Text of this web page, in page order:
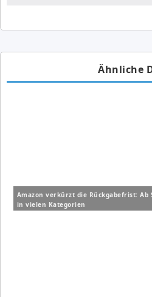
Ähnliche
Amazon verkürzt die Rückgabefrist: Ab
in vielen Kategorien